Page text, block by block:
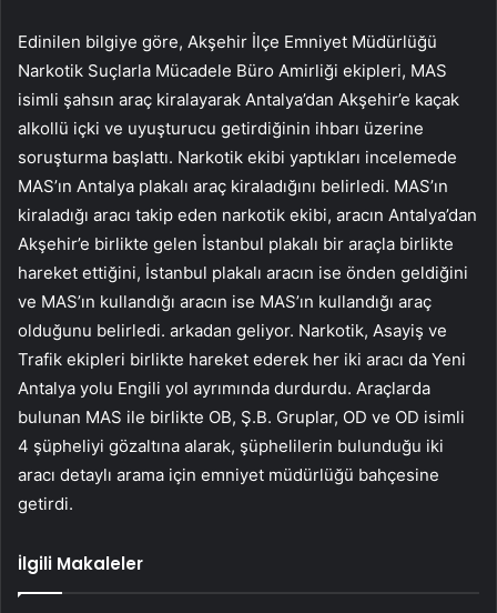
Edinilen bilgiye göre, Akşehir İlçe Emniyet Müdürlüğü
Narkotik Suçlarla Mücadele Büro Amirliği ekipleri, MAS
isimli şahsın araç kiralayarak Antalya’dan Akşehir’e kaçak
alkollü içki ve uyuşturucu getirdiğinin ihbarı üzerine
soruşturma başlattı. Narkotik ekibi yaptıkları incelemede
MAS’ın Antalya plakalı araç kiraladığını belirledi. MAS’ın
kiraladığı aracı takip eden narkotik ekibi, aracın Antalya’dan
Akşehir’e birlikte gelen İstanbul plakalı bir araçla birlikte
hareket ettiğini, İstanbul plakalı aracın ise önden geldiğini
ve MAS’ın kullandığı aracın ise MAS’ın kullandığı araç
olduğunu belirledi. arkadan geliyor. Narkotik, Asayiş ve
Trafik ekipleri birlikte hareket ederek her iki aracı da Yeni
Antalya yolu Engili yol ayrımında durdurdu. Araçlarda
bulunan MAS ile birlikte OB, Ş.B. Gruplar, OD ve OD isimli
4 şüpheliyi gözaltına alarak, şüphelilerin bulunduğu iki
aracı detaylı arama için emniyet müdürlüğü bahçesine
getirdi.
İlgili Makaleler